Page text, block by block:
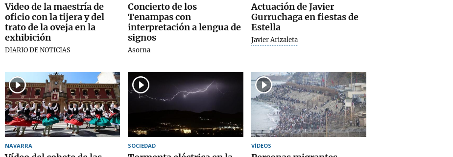
Video de la maestría de
oficio con la tijera y del
trato de la oveja en la
exhibición
DIARIO DE NOTICIAS
Concierto de los
Tenampas con
interpretación a lengua de
signos
Asorna
Actuación de Javier
Gurruchaga en fiestas de
Estella
Javier Arizaleta
NAVARRA SOCIEDAD VÍDEOS